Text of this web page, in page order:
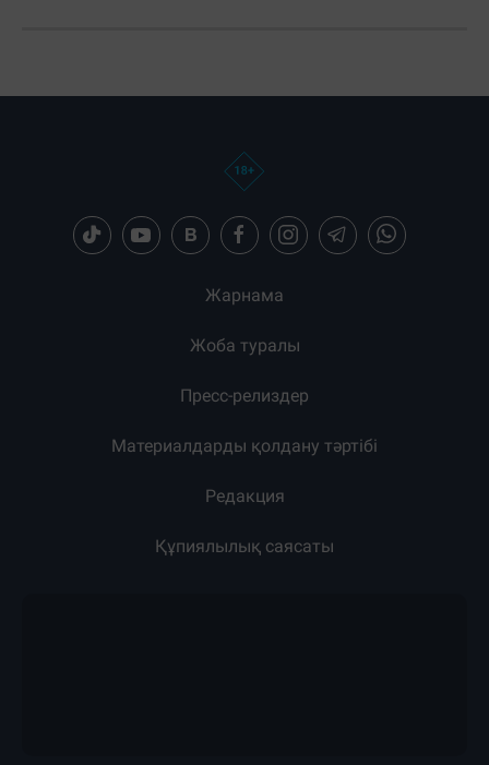
Жарнама
Жоба туралы
Пресс-релиздер
Материалдарды қолдану тәртібі
Редакция
Құпиялылық саясаты